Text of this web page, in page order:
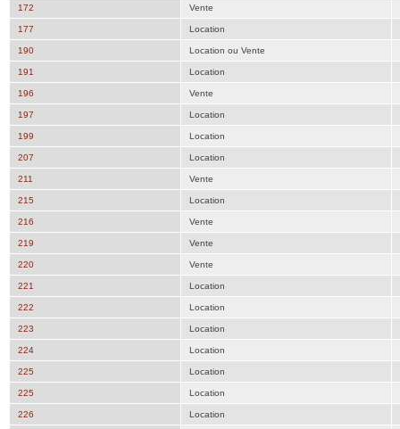
172 Vente
177 Location
190 Location ou Vente
191 Location
196 Vente
197 Location
199 Location
207 Location
211 Vente
215 Location
216 Vente
219 Vente
220 Vente
221 Location
222 Location
223 Location
224 Location
225 Location
225 Location
226 Location